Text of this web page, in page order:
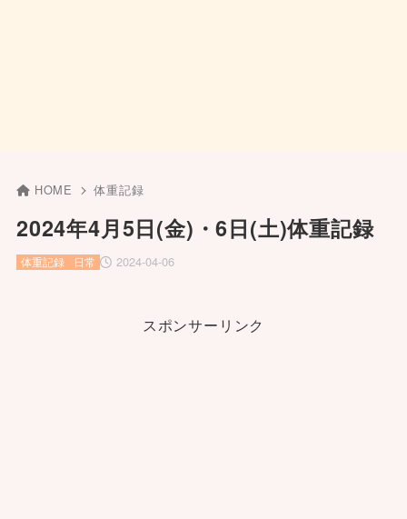
HOME 体重記録
2024年4月5日(金)・6日(土)体重記録
2024-04-06
体重記録 日常
スポンサーリンク